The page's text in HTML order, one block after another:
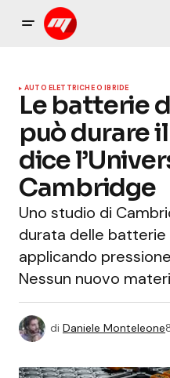
AUTO ELETTRICHE O IBRIDE
Le batterie
può durare
dice
Cambridge
Uno studio di
durata delle batterie
applicando
Nessun nuovo
di Daniele Monteleone